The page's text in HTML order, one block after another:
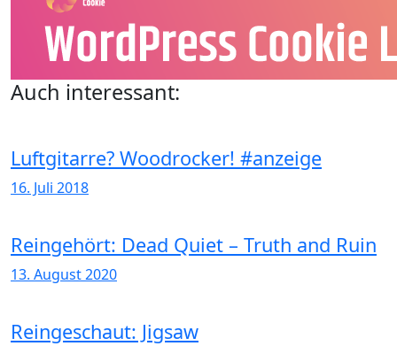
Auch interessant:
Luftgitarre? Woodrocker! #anzeige
16. Juli 2018
Reingehört: Dead Quiet – Truth and Ruin
13. August 2020
Reingeschaut: Jigsaw